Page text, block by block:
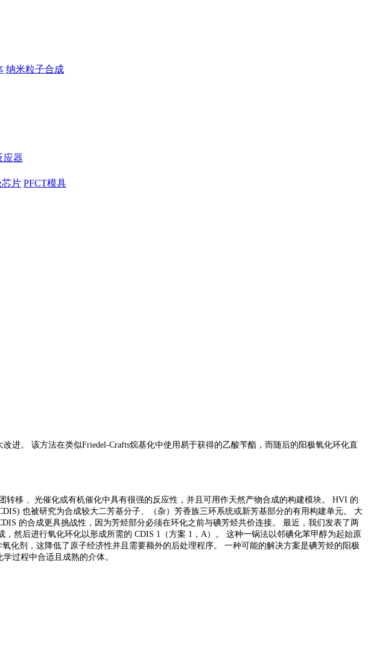
纳米粒子合成
应器
芯片 PFCT模具
进。 该方法在类似Friedel-Crafts烷基化中使用易于获得的乙酸苄酯，而随后的阳极氧化环化直
移 、光催化或有机催化中具有很强的反应性，并且可用作天然产物合成的构建模块。 HVI 的
也被研究为合成较大二芳基分子、（杂）芳香族三环系统或新芳基部分的有用构建单元。 大
的合成更具挑战性，因为芳烃部分必须在环化之前与碘芳烃共价连接。 最近，我们发表了两
然后进行氧化环化以形成所需的 CDIS 1（方案 1，A）。 这种一锅法以邻碘化苯甲醇为起始原
化剂，这降低了原子经济性并且需要额外的后处理程序。 一种可能的解决方案是碘芳烃的阳极
过程中合适且成熟的介体。